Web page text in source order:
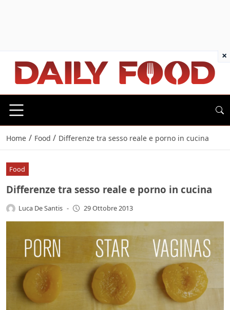
Home / Food / Differenze tra sesso reale e porno in cucina
Food
Differenze tra sesso reale e porno in cucina
Luca De Santis - 29 Ottobre 2013
×